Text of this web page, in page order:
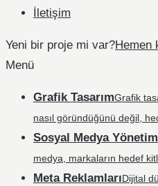
İletişim
Yeni bir proje mi var?Hemen
Menü
Grafik TasarımGrafik
nasıl göründüğünü değil,
Sosyal Medya
medya, markaların hedef
Meta ReklamlarıDijital